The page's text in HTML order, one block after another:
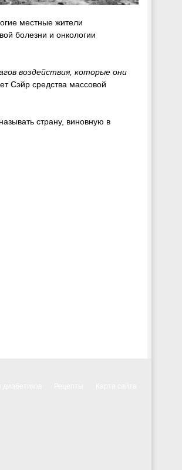
местные жители
болезни и онкологии
воздействия, которые они
Сэйр средства массовой
страну, виновную в